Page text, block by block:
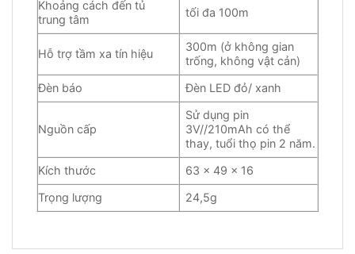
Khoảng cách đến tủ
trung tâm
tối đa 100m
Hỗ trợ tầm xa tín hiệu
300m (ở không gian
trống, không vật cản)
Đèn báo
Đèn LED đỏ/ xanh
Nguồn cấp
Sử dụng pin
3V//210mAh có thể
thay, tuổi thọ pin 2 năm.
Kích thước
63 x 49 x 16
Trọng lượng
24,5g